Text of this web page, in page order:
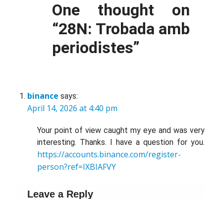
One thought on
“28N: Trobada amb
periodistes”
binance says:
April 14, 2026 at 4:40 pm
Your point of view caught my eye and was very
interesting. Thanks. I have a question for you.
https://accounts.binance.com/register-
person?ref=IXBIAFVY
Leave a Reply